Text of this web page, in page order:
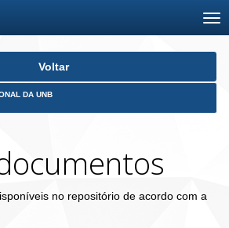
Voltar
DA UNB
no repositório de acordo com a